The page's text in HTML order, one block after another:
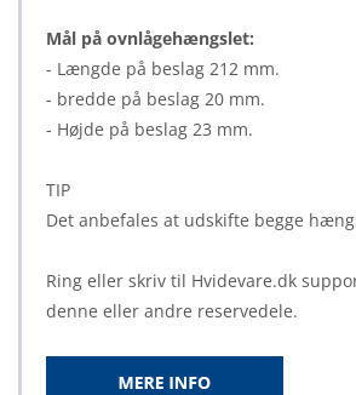
Mål på ovnlågehængslet:
- Længde på beslag 212 mm.
- bredde på beslag 20 mm.
- Højde på beslag 23 mm.
TIP
Det anbefales at udskifte begge
Ring eller skriv til Hvidevare.dk
denne eller andre reservedele.